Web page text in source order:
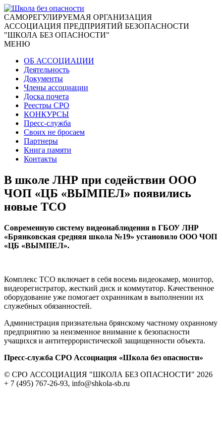
CАМОРЕГУЛИРУЕМАЯ ОРГАНИЗАЦИЯ
АССОЦИАЦИЯ ПРЕДПРИЯТИЙ БЕЗОПАСНОСТИ
"ШКОЛА БЕЗ ОПАСНОСТИ"
МЕНЮ
ОБ АССОЦИАЦИИ
Деятельность
Документы
Члены ассоциации
Доска почета
Реестры СРО
КОНКУРСЫ
Пресс-служба
Своих не бросаем
Партнеры
Книга памяти
Контакты
В школе ЛНР при содействии ООО
ЧОП «ЦБ «ВЫМПЕЛ» появились
новые ТСО
Современную систему видеонаблюдения в ГБОУ ЛНР
«Брянковская средняя школа №19» установило ООО ЧОП
«ЦБ «ВЫМПЕЛ».
Комплекс ТСО включает в себя восемь видеокамер, монитор,
видеорегистратор, жесткий диск и коммутатор. Качественное
оборудование уже помогает охранникам в выполнении их
служебных обязанностей.
Администрация признательна брянскому частному охранному
предприятию за неизменное внимание к безопасности
учащихся и антитеррористической защищенности объекта.
Пресс-служба СРО Ассоциация «Школа без опасности»
© СРО АССОЦИАЦИЯ "ШКОЛА БЕЗ ОПАСНОСТИ" 2026
+ 7 (495) 767-26-93, info@shkola-sb.ru